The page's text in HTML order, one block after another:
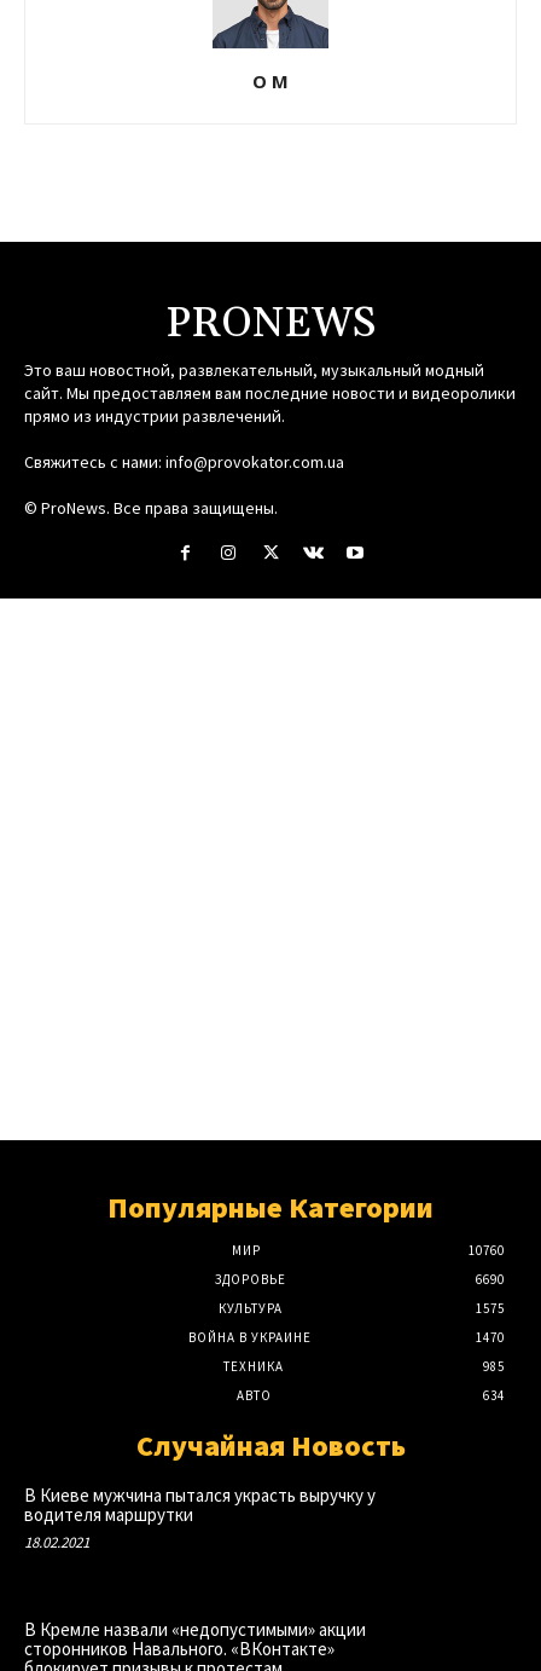
О М
PRONEWS
Это ваш новостной, развлекательный, музыкальный модный
сайт. Мы предоставляем вам последние новости и видеоролики
прямо из индустрии развлечений.
Свяжитесь с нами: info@provokator.com.ua
© ProNews. Все права защищены.
Популярные Категории
МИР
10760
ЗДОРОВЬЕ
6690
КУЛЬТУРА
1575
ВОЙНА В УКРАИНЕ
1470
ТЕХНИКА
985
АВТО
634
Случайная Новость
В Киеве мужчина пытался украсть выручку у
водителя маршрутки
18.02.2021
В Кремле назвали «недопустимыми» акции
сторонников Навального. «ВКонтакте»